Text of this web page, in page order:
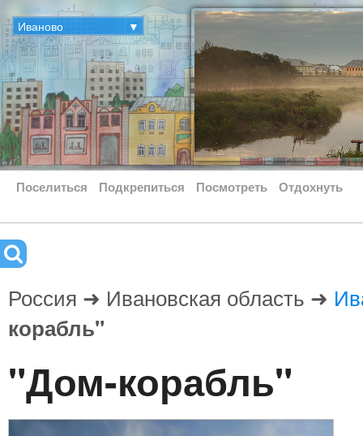
Иваново ▼
Поселиться Подкрепиться Посмотреть Отдохнуть
Россия ➜ Ивановская область ➜
корабль"
"Дом-корабль"